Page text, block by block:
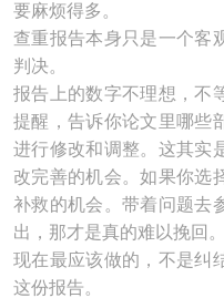
要麻烦得多。
查重报告本身只是一个客
判决。
报告上的数字不理想，不
提醒，告诉你论文里哪些
进行修改和调整。这其实
改完善的机会。如果你选
补救的机会。带着问题去
出，那才是真的难以挽回。
现在最应该做的，不是纠
这份报告。